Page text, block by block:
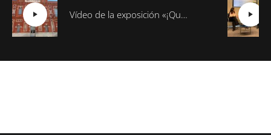
Vídeo de la exposición «¡Qué Cambio16! Las páginas de Cambio16 que hicieron historia» en Manzanares